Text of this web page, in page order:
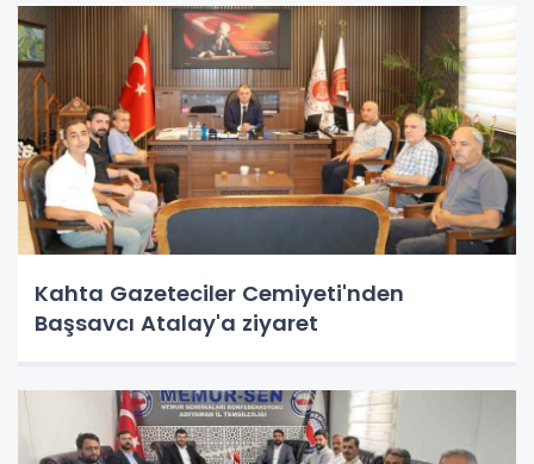
Kahta Gazeteciler Cemiyeti'nden
Başsavcı Atalay'a ziyaret